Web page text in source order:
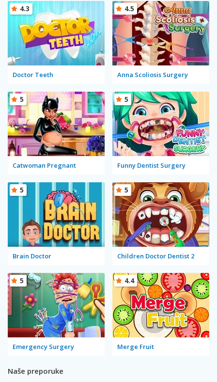
Doctor Teeth
4.3
Anna Scoliosis Surgery
4.5
Catwoman Pregnant
5
Funny Dentist Surgery
5
Brain Doctor
5
Children Doctor Dentist 2
5
Emergency Surgery
5
Merge Fruit
4.4
Naše preporuke